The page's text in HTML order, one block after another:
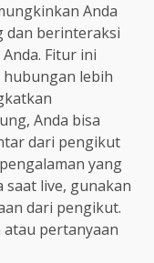
Anda
dan berinteraksi
Fitur ini
lebih
Anda bisa
dari pengikut
yang
saat live, gunakan
dari pengikut.
atau pertanyaan